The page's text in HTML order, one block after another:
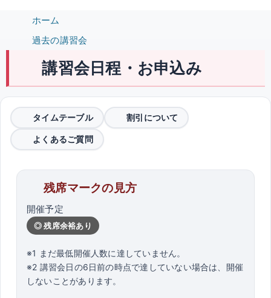
ホーム
過去の講習会
講習会日程・お申込み
タイムテーブル 割引について
よくあるご質問
残席マークの見方
開催予定
◎ 残席余裕あり
※1 まだ最低開催人数に達していません。
※2 講習会日の6日前の時点で達していない場合は、開催
しないことがあります。